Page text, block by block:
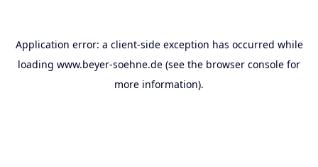
Application error: a client-side exception has occurred while
loading www.beyer-soehne.de (see the browser console for
more information).